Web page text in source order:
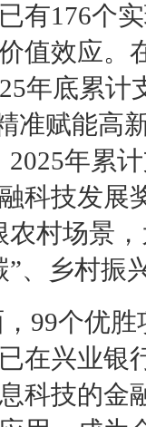
有176个
值效应。
年底累计
准赋能高
2025年累
科技发展
农村场景
”、乡村振
99个优
在兴业银
科技的金